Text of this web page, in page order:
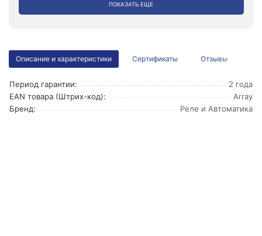
ПОКАЗАТЬ ЕЩЕ
Описание и характеристики Сертификаты Отзывы
Период гарантии:
2 года
EAN товара (Штрих-код):
Array
Бренд:
Реле и Автоматика